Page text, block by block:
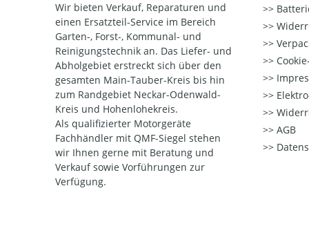
Wir bieten Verkauf, Reparaturen und
einen Ersatzteil-Service im Bereich
Garten-, Forst-, Kommunal- und
Reinigungstechnik an. Das Liefer- und
Abholgebiet erstreckt sich über den
gesamten Main-Tauber-Kreis bis hin
zum Randgebiet Neckar-Odenwald-
Kreis und Hohenlohekreis.
Als qualifizierter Motorgeräte
Fachhändler mit QMF-Siegel stehen
wir Ihnen gerne mit Beratung und
Verkauf sowie Vorführungen zur
Verfügung.
AGB